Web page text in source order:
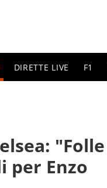
DIRETTE LIVE F1
"Folle
per Enzo